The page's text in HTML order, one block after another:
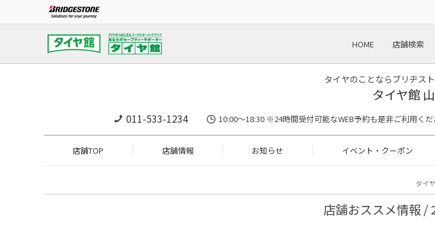
HOME 店舗検索
タイヤのことならブリヂス
タイヤ館
011-533-1234 10:00～18:30 ※24時間受付可能なWEB予約も是非ご利用くだ
店舗TOP 店舗情報 お知らせ イベント・クーポン
タイ
店舗おススメ情報 /